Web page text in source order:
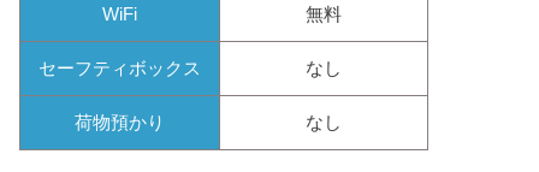
WiFi 無料
セーフティボックス なし
荷物預かり なし